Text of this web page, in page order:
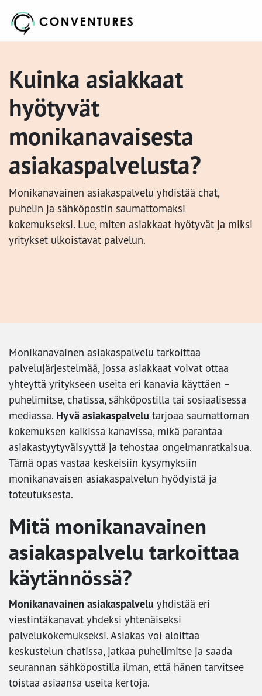
Kuinka asiakkaat
hyötyvät
monikanavaisesta
asiakaspalvelusta?
Monikanavainen asiakaspalvelu yhdistää chat,
puhelin ja sähköpostin saumattomaksi
kokemukseksi. Lue, miten asiakkaat hyötyvät ja miksi
yritykset ulkoistavat palvelun.
Monikanavainen asiakaspalvelu tarkoittaa
palvelujärjestelmää, jossa asiakkaat voivat ottaa
yhteyttä yritykseen useita eri kanavia käyttäen –
puhelimitse, chatissa, sähköpostilla tai sosiaalisessa
mediassa. Hyvä asiakaspalvelu tarjoaa saumattoman
kokemuksen kaikissa kanavissa, mikä parantaa
asiakastyytyväisyyttä ja tehostaa ongelmanratkaisua.
Tämä opas vastaa keskeisiin kysymyksiin
monikanavaisen asiakaspalvelun hyödyistä ja
toteutuksesta.
Mitä monikanavainen
asiakaspalvelu tarkoittaa
käytännössä?
Monikanavainen asiakaspalvelu yhdistää eri
viestintäkanavat yhdeksi yhtenäiseksi
palvelukokemukseksi. Asiakas voi aloittaa
keskustelun chatissa, jatkaa puhelimitse ja saada
seurannan sähköpostilla ilman, että hänen tarvitsee
toistaa asiaansa useita kertoja.